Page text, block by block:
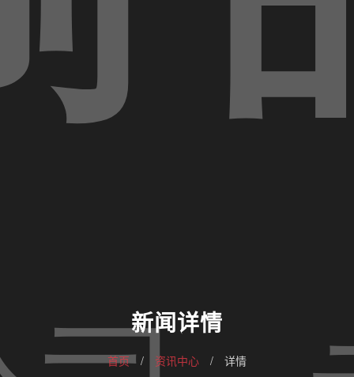
新闻详情
首页 / 资讯中心 / 详情